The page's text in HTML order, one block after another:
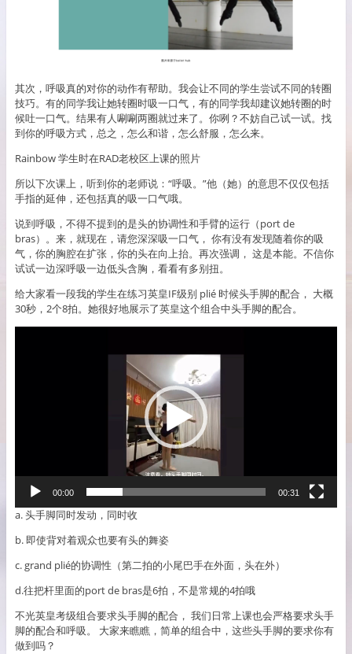
其次，呼吸真的对你的动作有帮助。我会让不同的学生尝试不同的转圈
技巧。有的同学我让她转圈时吸一口气，有的同学我却建议她转圈的时
候吐一口气。结果有人唰唰两圈就过来了。你咧？不妨自己试一试。找
到你的呼吸方式，总之，怎么和谐，怎么舒服，怎么来。
Rainbow 学生时在RAD老校区上课的照片
所以下次课上，听到你的老师说：“呼吸。”他（她）的意思不仅仅包括
手指的延伸，还包括真的吸一口气哦。
说到呼吸，不得不提到的是头的协调性和手臂的运行（port de
bras）。来，就现在，请您深深吸一口气， 你有没有发现随着你的吸
气，你的胸腔在扩张，你的头在向上抬。再次强调， 这是本能。不信你
试试一边深呼吸一边低头含胸，看看有多别扭。
给大家看一段我的学生在练习英皇IF级别 plié 时候头手脚的配合， 大概
30秒，2个8拍。她很好地展示了英皇这个组合中头手脚的配合。
00:00 00:31
a. 头手脚同时发动，同时收
b. 即使背对着观众也要有头的舞姿
c. grand plié的协调性（第二拍的小尾巴手在外面，头在外）
d.往把杆里面的port de bras是6拍，不是常规的4拍哦
不光英皇考级组合要求头手脚的配合， 我们日常上课也会严格要求头手
脚的配合和呼吸。 大家来瞧瞧，简单的组合中，这些头手脚的要求你有
做到吗？